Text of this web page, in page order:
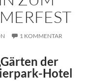
1 KOMMENTAR
der
Hotel